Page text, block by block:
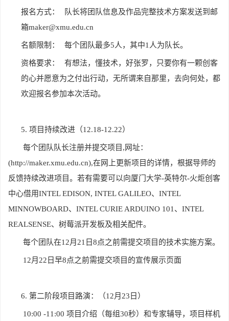
报名方式：
队长将团队信息及作品完整技术方案发送到邮
箱maker@xmu.edu.cn
名额限制： 每个团队最多5人，其中1人为队长。
资格要求：
有想法，懂技术，好张罗，只要你有一颗创客
的心并愿意为之付出行动，无所谓来自那里，去向何处，都
欢迎报名参加本次活动。
5. 项目持续改进（12.18-12.22）
每个团队队长注册并提交项目,网址：
(http://maker.xmu.edu.cn),在网上更新项目的详情，根据导师的
反馈持续改进项目。若有需要可以向厦门大学-英特尔-火炬创客
中心借用INTEL EDISON, INTEL GALILEO、INTEL
MINNOWBOARD、INTEL CURIE ARDUINO 101、INTEL
REALSENSE、树莓派开发板及相关配件。
每个团队在12月21日8点之前需提交项目的技术实施方案。
12月22日早8点之前需提交项目的宣传展示页面
6. 第二阶段项目路演：（12月23日）
10:00 -11:00 项目介绍（每组30秒）和专家辅导，项目样机